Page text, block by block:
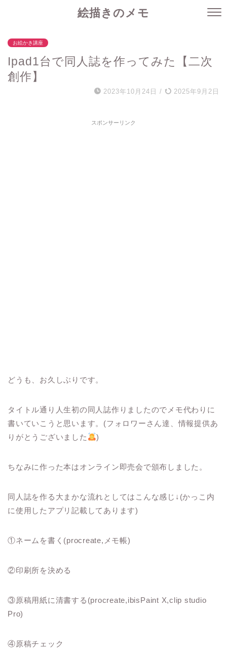
絵描きのメモ
お絵かき講座
Ipad1台で同人誌を作ってみた【二次
創作】
2023年10月24日 / 2025年9月2日
スポンサーリンク
どうも、お久しぶりです。
タイトル通り人生初の同人誌作りましたのでメモ代わりに
書いていこうと思います。(フォロワーさん達、情報提供あ
りがとうございました
)
ちなみに作った本はオンライン即売会で頒布しました。
同人誌を作る大まかな流れとしてはこんな感じ↓(かっこ内
に使用したアプリ記載してあります)
①ネームを書く(procreate,メモ帳)
②印刷所を決める
③原稿用紙に清書する(procreate,ibisPaint X,clip studio
Pro)
④原稿チェック